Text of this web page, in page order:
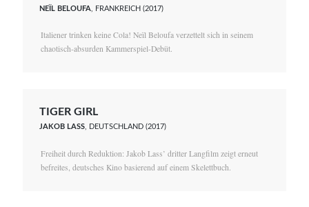
NEÏL BELOUFA , FRANKREICH (2017)
Italiener trinken keine Cola! Neïl Beloufa verzettelt sich in seinem
chaotisch-absurden Kammerspiel-Debüt.
TIGER GIRL
JAKOB LASS, DEUTSCHLAND (2017)
Freiheit durch Reduktion: Jakob Lass’ dritter Langfilm zeigt erneut
befreites, deutsches Kino basierend auf einem Skelettbuch.